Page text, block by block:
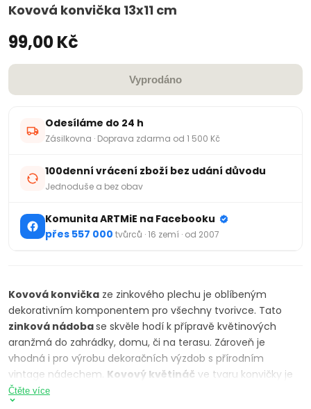
Kovová konvička 13x11 cm
99,00 Kč
Vyprodáno
Odesíláme do 24 h
Zásilkovna · Doprava zdarma od 1 500 Kč
100denní vrácení zboží bez udání důvodu
Jednoduše a bez obav
Komunita ARTMiE na Facebooku
přes 557 000 tvůrců · 16 zemí · od 2007
Kovová konvička ze zinkového plechu je oblíbeným
dekorativním komponentem pro všechny tvorivce. Tato
zinková nádobase skvěle hodí k přípravě květinových
aranžmá do zahrádky, domu, či na terasu. Zároveň je
vhodná i pro výrobu dekoračních výzdob s přírodním
vintage nádechem. Kovový květináč ve tvaru konvičky je
vhodný na zkrášlení pomocí kreativních tvůrčích metod.
Můžeme ho namalovat s akrylovými či jemnými
Čtěte více